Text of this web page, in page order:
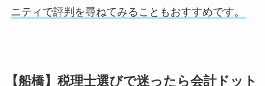
ニティで評判を尋ねてみることもおすすめです。
【船橋】税理士選びで迷ったら会計ドット